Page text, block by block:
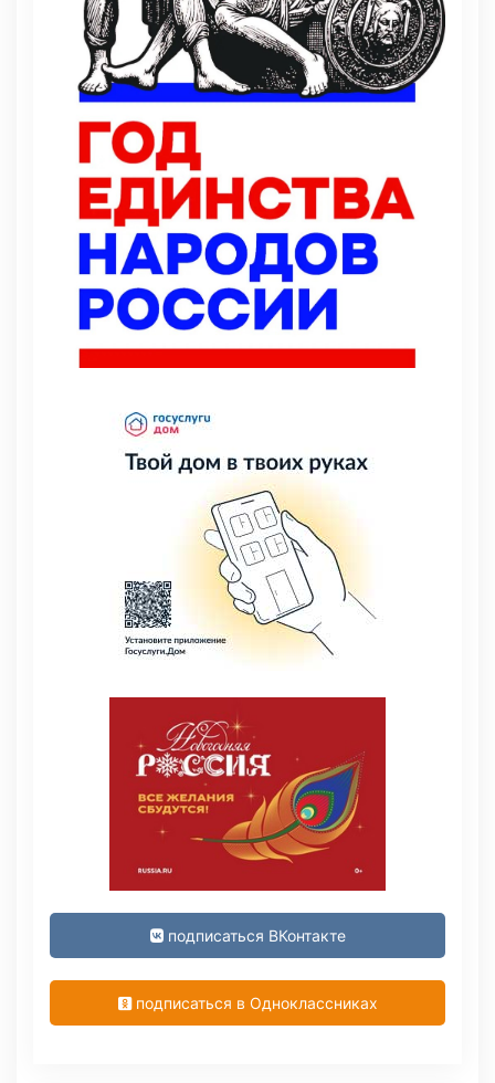
подписаться ВКонтакте
подписаться в Одноклассниках